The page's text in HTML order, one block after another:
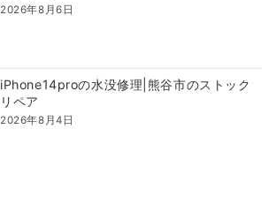
2026年8月6日
iPhone14proの水没修理|熊谷市のストック
リペア
2026年8月4日